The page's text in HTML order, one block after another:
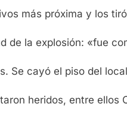
más próxima y los
de la explosión: «fue
Se cayó el piso del
heridos, entre ellos